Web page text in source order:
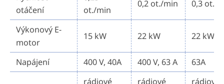
otáčení
ot./min
0,2 ot./min 0,3 ot./
Výkonový E-
motor
15 kW 22 kW 22 kW
Napájení 400 V, 40A 400 V, 63 A 63A
rádiové
rádiové
rádiové